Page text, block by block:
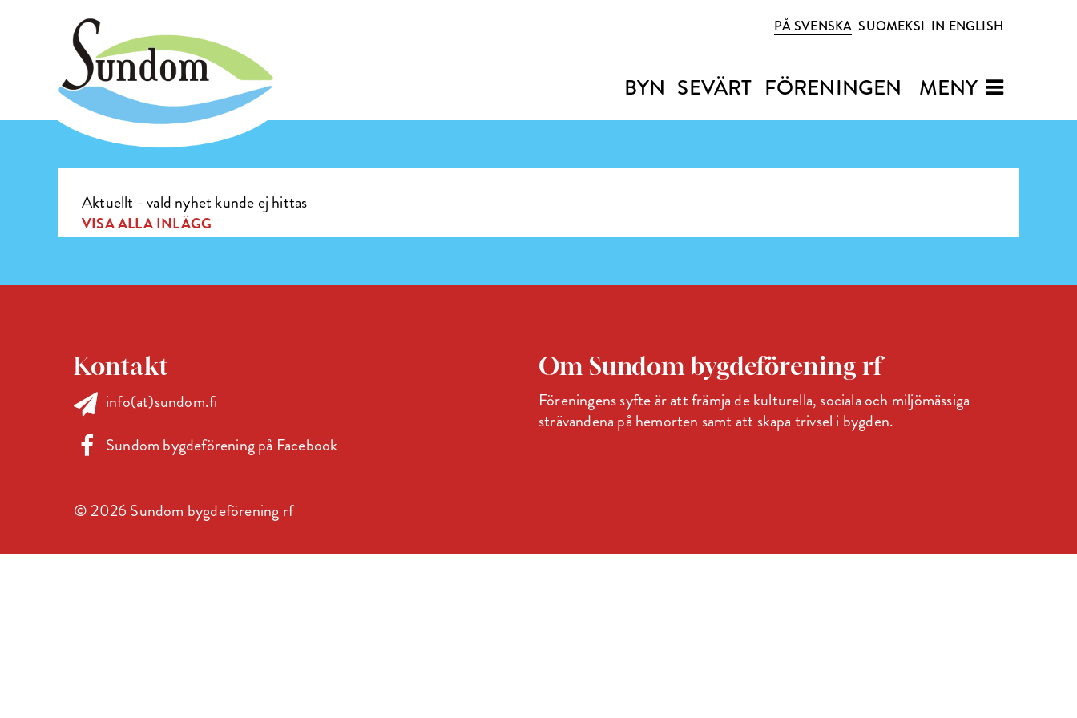
PÅ SVENSKA SUOMEKSI IN ENGLISH
BYN SEVÄRT FÖRENINGEN MENY
Aktuellt - vald nyhet kunde ej hittas
VISA ALLA INLÄGG
Kontakt
info(at)sundom.fi
Sundom bygdeförening på Facebook
Om Sundom bygdeförening rf
Föreningens syfte är att främja de kulturella, sociala och miljömässiga
strävandena på hemorten samt att skapa trivsel i bygden.
© 2026 Sundom bygdeförening rf